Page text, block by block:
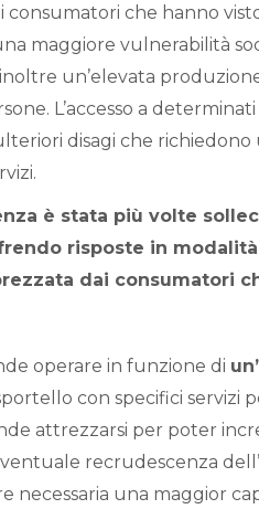
consumatori che hanno
maggiore vulnerabilità
un’elevata
L’accesso a
disagi che
è stata più volte
risposte in
dai consumatori
operare in funzione di
con specifici servizi
attrezzarsi per poter
recrudescenza
una maggior